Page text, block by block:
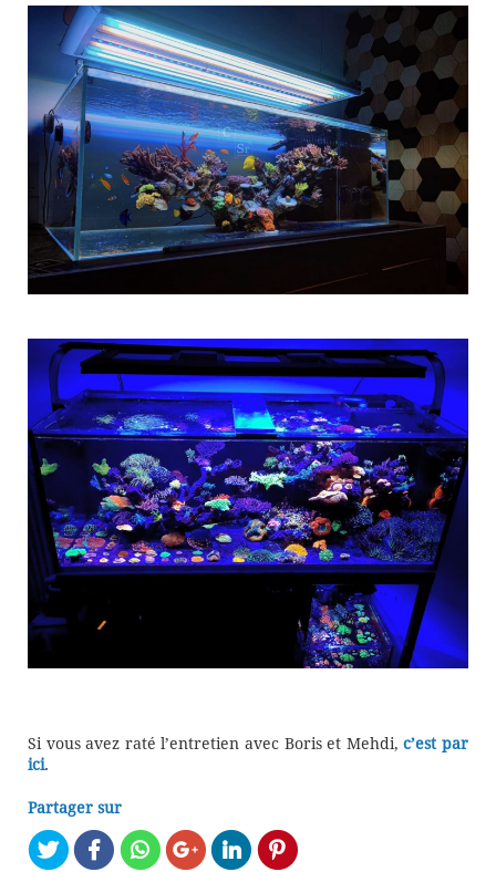
Si vous avez raté l’entretien avec Boris et Mehdi,c’est par
ici.
Partager sur